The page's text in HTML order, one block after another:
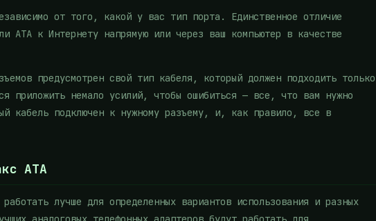
от того, какой у вас тип порта. Единственное отличие
ATA к Интернету напрямую или через ваш компьютер в качестве
предусмотрен свой тип кабеля, который должен подходить только
приложить немало усилий, чтобы ошибиться — все, что вам нужно
кабель подключен к нужному разъему, и, как правило, все в
АТА
лучше для определенных вариантов использования и разных